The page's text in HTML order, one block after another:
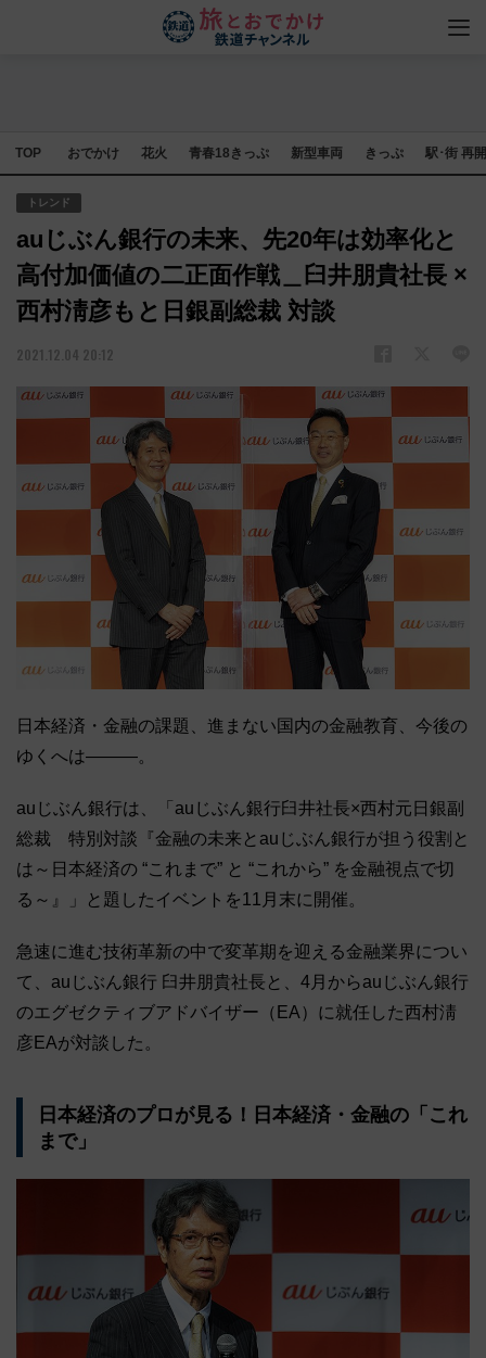
TOP おでかけ 花火 青春18きっぷ 新型車両 きっぷ 駅･街 再
トレンド
auじぶん銀行の未来、先20年は効率化と
高付加価値の二正面作戦＿臼井朋貴社長 ×
西村淸彦もと日銀副総裁 対談
2021.12.04 20:12
日本経済・金融の課題、進まない国内の金融教育、今後の
ゆくへは―――。
auじぶん銀行は、「auじぶん銀行臼井社長×西村元日銀副
総裁 特別対談『金融の未来とauじぶん銀行が担う役割と
は～日本経済の “これまで” と “これから” を金融視点で切
る～』」と題したイベントを11月末に開催。
急速に進む技術革新の中で変革期を迎える金融業界につい
て、auじぶん銀行 臼井朋貴社長と、4月からauじぶん銀行
のエグゼクティブアドバイザー（EA）に就任した西村淸
彦EAが対談した。
日本経済のプロが見る！日本経済・金融の「これ
まで」